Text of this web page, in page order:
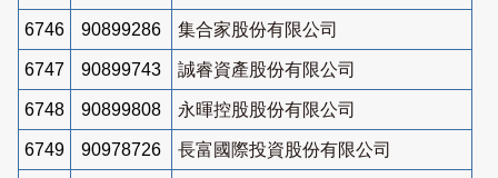
6746 90899286 集合家股份有限公司
6747 90899743 誠睿資產股份有限公司
6748 90899808 永暉控股股份有限公司
6749 90978726 長富國際投資股份有限公司